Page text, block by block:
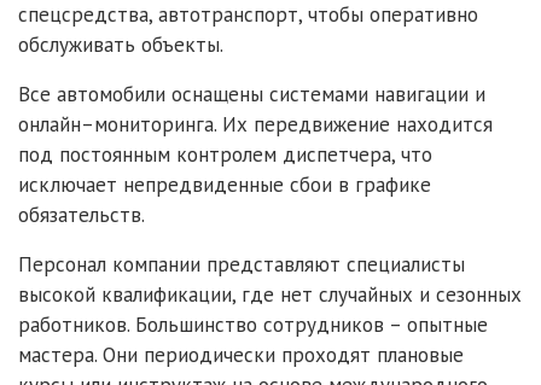
спецсредства, автотранспорт, чтобы оперативно
обслуживать объекты.
Все автомобили оснащены системами навигации и
онлайн–мониторинга. Их передвижение находится
под постоянным контролем диспетчера, что
исключает непредвиденные сбои в графике
обязательств.
Персонал компании представляют специалисты
высокой квалификации, где нет случайных и сезонных
работников. Большинство сотрудников – опытные
мастера. Они периодически проходят плановые